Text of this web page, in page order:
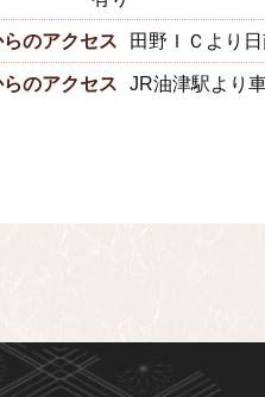
のアクセス 田野ＩＣより
のアクセス JR油津駅より